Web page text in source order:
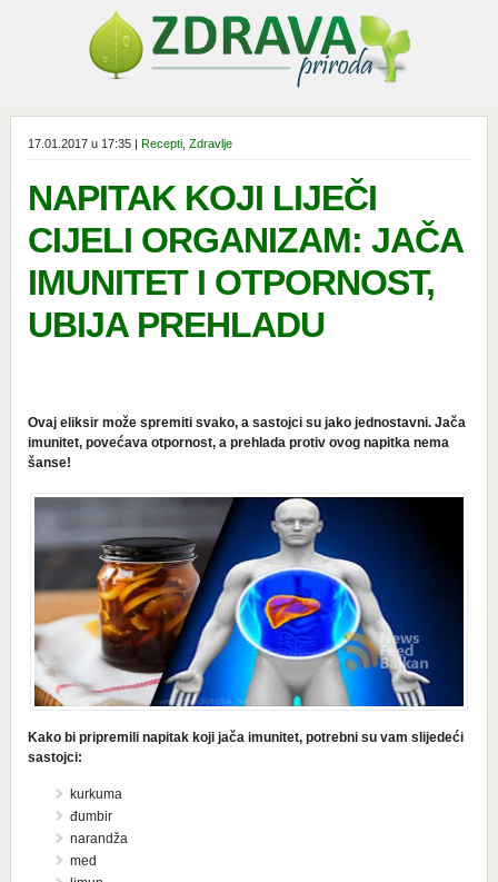
17.01.2017 u 17:35 | Recepti, Zdravlje
NAPITAK KOJI LIJEČI
CIJELI ORGANIZAM: JAČA
IMUNITET I OTPORNOST,
UBIJA PREHLADU
Ovaj eliksir može spremiti svako, a sastojci su jako jednostavni. Jača
imunitet, povećava otpornost, a prehlada protiv ovog napitka nema
šanse!
Kako bi pripremili napitak koji jača imunitet, potrebni su vam slijedeći
sastojci:
kurkuma
đumbir
narandža
med